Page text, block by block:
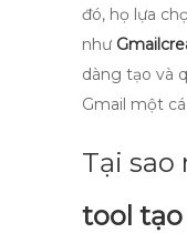
đó, họ lựa
như
dàng tạo và
Gmail một
Tại sao
tool tạo